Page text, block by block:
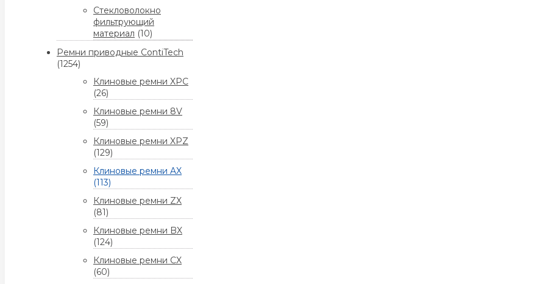
Стекловолокно
фильтрующий
материал (10)
Ремни приводные ContiTech
(1254)
Клиновые ремни XPC
(26)
Клиновые ремни 8V
(59)
Клиновые ремни XPZ
(129)
Клиновые ремни AX
(113)
Клиновые ремни ZX
(81)
Клиновые ремни BX
(124)
Клиновые ремни CX
(60)